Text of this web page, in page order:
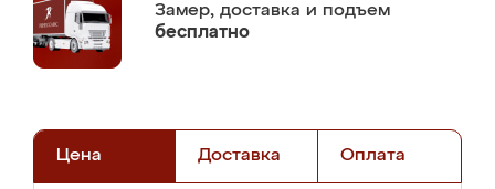
Замер, доставка и подъем
бесплатно
Цена Доставка Оплата